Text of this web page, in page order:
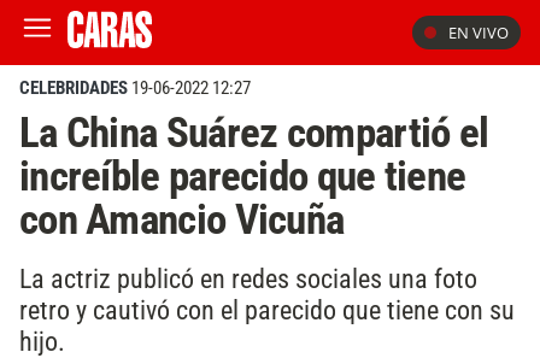
EN VIVO
CELEBRIDADES 19-06-2022 12:27
La China Suárez compartió el
increíble parecido que tiene
con Amancio Vicuña
La actriz publicó en redes sociales una foto
retro y cautivó con el parecido que tiene con su
hijo.